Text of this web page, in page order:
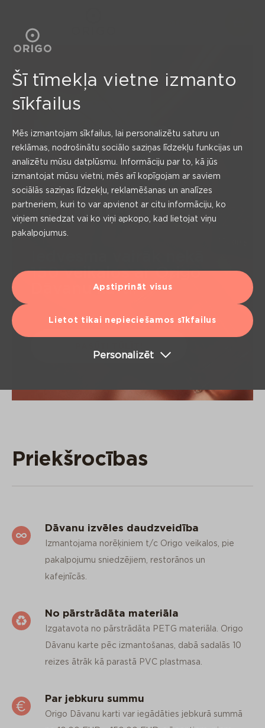
Šī tīmekļa vietne izmanto
sīkfailus
Mēs izmantojam sīkfailus, lai personalizētu saturu un
reklāmas, nodrošinātu sociālo saziņas līdzekļu funkcijas un
analizētu mūsu datplūsmu. Informāciju par to, kā jūs
izmantojat mūsu vietni, mēs arī kopīgojam ar saviem
sociālās saziņas līdzekļu, reklamēšanas un analīzes
partneriem, kuri to var apvienot ar citu informāciju, ko
viņiem sniedzat vai ko viņi apkopo, kad lietojat viņu
pakalpojumus.
Apstiprināt visus
Lietot tikai nepieciešamos sīkfailus
Personalizēt
Mirkļiem,
kas
iepriecina
150 veikalos ar Origo
Dāvanu karti!
Priekšrocības
Dāvanu izvēles daudzveidība
Izmantojama norēķiniem t/c Origo veikalos, pie
pakalpojumu sniedzējiem, restorānos un
kafejnīcās.
No pārstrādāta materiāla
Izgatavota no pārstrādāta PETG materiāla. Origo
Dāvanu karte pēc izmantošanas, dabā sadalās 10
reizes ātrāk kā parastā PVC plastmasa.
Par jebkuru summu
Origo Dāvanu karti var iegādāties jebkurā summā